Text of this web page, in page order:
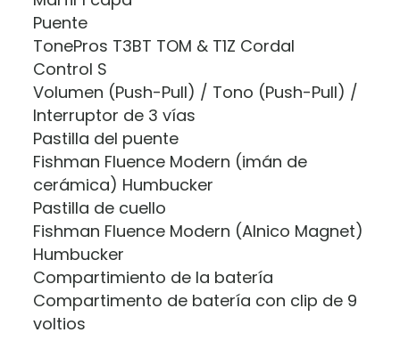
Puente
TonePros T3BT TOM & T1Z Cordal
Control S
Volumen (Push-Pull) / Tono (Push-Pull) /
Interruptor de 3 vías
Pastilla del puente
Fishman Fluence Modern (imán de
cerámica) Humbucker
Pastilla de cuello
Fishman Fluence Modern (Alnico Magnet)
Humbucker
Compartimiento de la batería
Compartimento de batería con clip de 9
voltios